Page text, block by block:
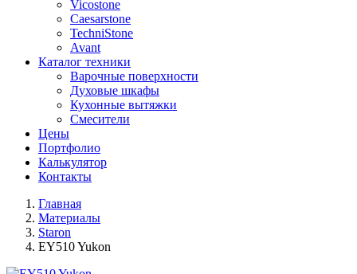
Vicostone
Caesarstone
TechniStone
Avant
Каталог техники
Варочные поверхности
Духовые шкафы
Кухонные вытяжки
Смесители
Цены
Портфолио
Калькулятор
Контакты
Главная
Материалы
Staron
EY510 Yukon